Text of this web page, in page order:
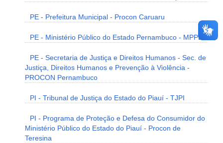
PE - Prefeitura Municipal - Procon Caruaru
PE - Ministério Público do Estado Pernambuco - MPPE
PE - Secretaria de Justiça e Direitos Humanos - Sec. de
Justiça, Direitos Humanos e Prevenção à Violência -
PROCON Pernambuco
PI - Tribunal de Justiça do Estado do Piauí - TJPI
PI - Programa de Proteção e Defesa do Consumidor do
Ministério Público do Estado do Piauí - Procon de
Teresina